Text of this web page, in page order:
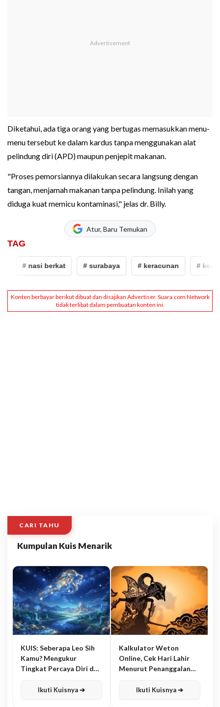
Diketahui, ada tiga orang yang bertugas memasukkan menu-
menu tersebut ke dalam kardus tanpa menggunakan alat
pelindung diri (APD) maupun penjepit makanan.
"Proses pemorsiannya dilakukan secara langsung dengan
tangan, menjamah makanan tanpa pelindung. Inilah yang
diduga kuat memicu kontaminasi," jelas dr. Billy.
Atur, Baru Temukan
TAG
# nasi berkat # surabaya # keracunan #
CARI TAHU
Kumpulan Kuis Menarik
KUIS: Seberapa Leo Sih
Kamu? Mengukur
Tingkat Percaya Diri dan
Ikuti Kuisnya ➔
Kalkulator Weton
Online, Cek Hari Lahir
Menurut Penanggalan
Ikuti Kuisnya ➔